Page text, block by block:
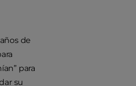
de
para
su